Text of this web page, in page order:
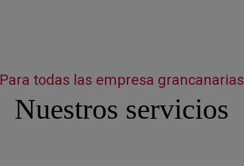
Para todas las empresa grancanarias
Nuestros servicios